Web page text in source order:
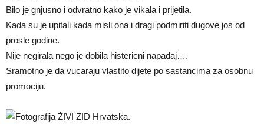
Bilo je gnjusno i odvratno kako je vikala i prijetila.
Kada su je upitali kada misli ona i dragi podmiriti dugove jos od
prosle godine.
Nije negirala nego je dobila histericni napadaj….
Sramotno je da vucaraju vlastito dijete po sastancima za osobnu
promociju.